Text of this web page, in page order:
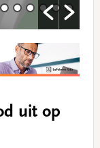
uit op